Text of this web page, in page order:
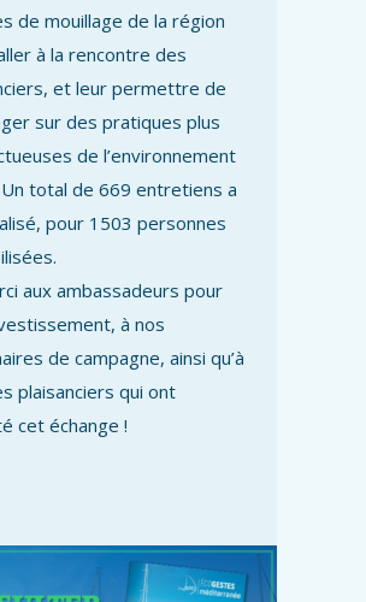
de mouillage de la région
à la rencontre des
et leur permettre de
sur des pratiques plus
de l’environnement
total de 669 entretiens a
pour 1503 personnes
aux ambassadeurs pour
à nos
de campagne, ainsi qu’à
plaisanciers qui ont
cet échange !